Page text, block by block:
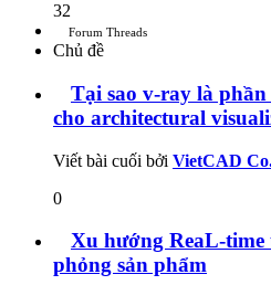
32
Forum Threads
Chủ đề
Tại sao v-ray là
cho architectural
Viết bài cuối bởi VietCAD
0
Xu hướng ReaL-time
phỏng sản phẩm